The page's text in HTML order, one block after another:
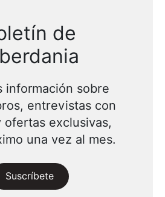
de
información sobre
entrevistas con
ofertas exclusivas,
una vez al mes.
Suscríbete